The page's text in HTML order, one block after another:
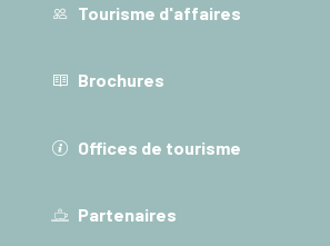
Tourisme d'affaires
Brochures
Offices de tourisme
Partenaires